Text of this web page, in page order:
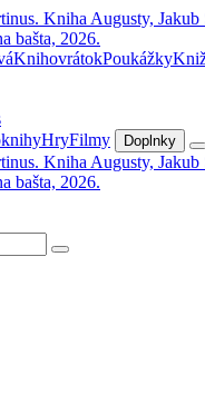
KnihovrátokPoukážky
HryFilmy Doplnky